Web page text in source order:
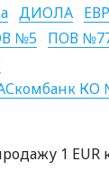
ДИОЛА
№5 ПОВ
комбанк КО
1 EUR